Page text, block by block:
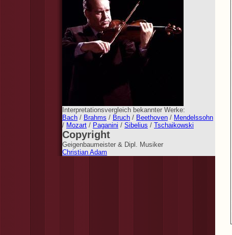
Interpretationsvergleich bekannter Werke:
Bach / Brahms / Bruch / Beethoven / Mendelssohn
/ Mozart / Paganini / Sibelius / Tschaikowski
Copyright
Geigenbaumeister & Dipl. Musiker
Christian Adam